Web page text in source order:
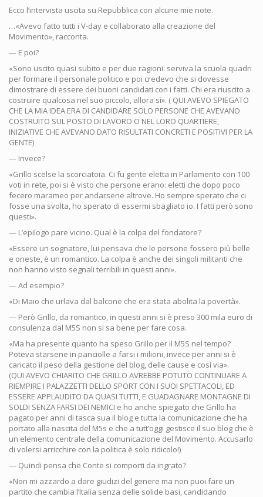
Ecco l’intervista uscita su Repubblica con alcune mie note.
…«Avevo fatto tutti i V-day e collaborato alla creazione del
Movimento», racconta.
— E poi?
«Sono uscito quasi subito e per due ragioni: serviva la scuola quadri
per formare il personale politico e poi credevo che si dovesse
dimostrare di essere dei buoni candidati con i fatti. Chi era riuscito a
costruire qualcosa nel suo piccolo, allora sì». ( QUI AVEVO SPIEGATO
CHE LA MIA IDEA ERA DI CANDIDARE SOLO PERSONE CHE AVEVANO
COSTRUITO SUL POSTO DI LAVORO O NEL LORO QUARTIERE,
INIZIATIVE CHE AVEVANO DATO RISULTATI CONCRETI E POSITIVI PER LA
GENTE)
— Invece?
«Grillo scelse la scorciatoia. Ci fu gente eletta in Parlamento con 100
voti in rete, poi si è visto che persone erano: eletti che dopo poco
fecero marameo per andarsene altrove. Ho sempre sperato che ci
fosse una svolta, ho sperato di essermi sbagliato io. I fatti però sono
questi».
— L’epilogo pare vicino. Qual è la colpa del fondatore?
«Essere un sognatore, lui pensava che le persone fossero più belle
e oneste, è un romantico. La colpa è anche dei singoli militanti che
non hanno visto segnali terribili in questi anni».
— Ad esempio?
«Di Maio che urlava dal balcone che era stata abolita la povertà».
— Però Grillo, da romantico, in questi anni si è preso 300 mila euro di
consulenza dal M5S non si sa bene per fare cosa.
«Ma ha presente quanto ha speso Grillo per il M5S nel tempo?
Poteva starsene in panciolle a farsi i milioni, invece per anni si è
caricato il peso della gestione del blog, delle cause e così via».
(QUI AVEVO CHIARITO CHE GRILLO AVREBBE POTUTO CONTINUARE A
RIEMPIRE I PALAZZETTI DELLO SPORT CON I SUOI SPETTACOLI, ED
ESSERE APPLAUDITO DA QUASI TUTTI, E GUADAGNARE MONTAGNE DI
SOLDI SENZA FARSI DEI NEMICI e ho anche spiegato che Grillo ha
pagato per anni di tasca sua il blog e tutta la comunicazione che ha
portato alla nascita del M5s e che a tutt’oggi gestisce il suo blog che è
un elemento centrale della comunicazione del Movimento. Accusarlo
di volersi arricchire con la politica è solo ridicolo!)
— Quindi pensa che Conte si comporti da ingrato?
«Non mi azzardo a dare giudizi del genere ma non puoi fare un
partito che cambia l’Italia senza delle solide basi, candidando